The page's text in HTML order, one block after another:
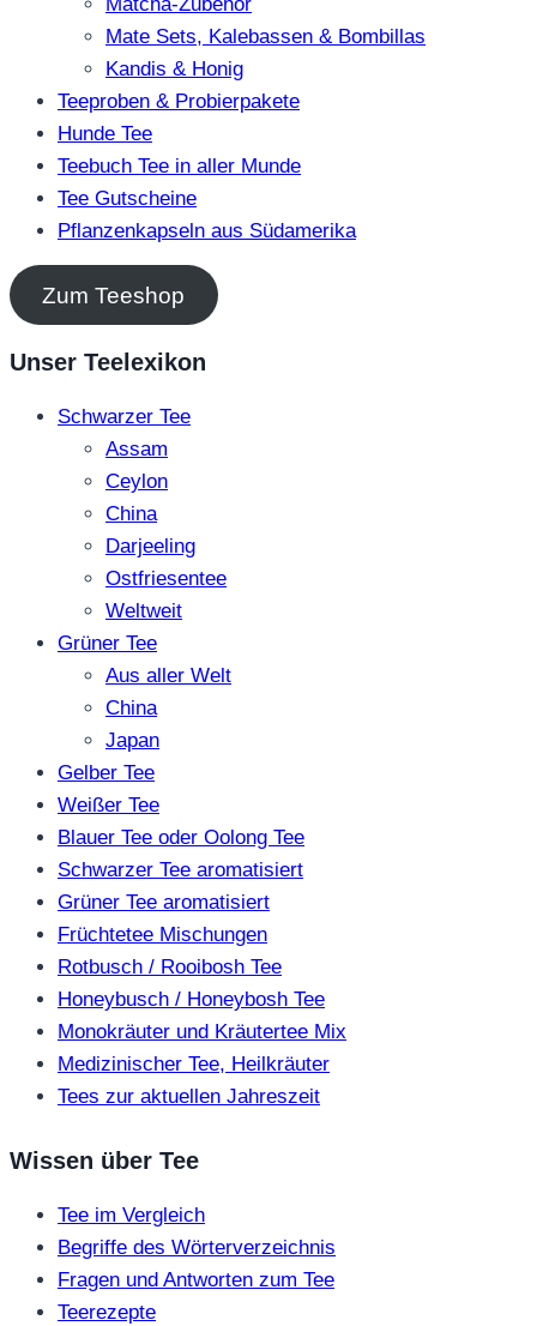
Mate Sets, Kalebassen & Bombillas
Kandis & Honig
Teeproben & Probierpakete
Hunde Tee
Teebuch Tee in aller Munde
Tee Gutscheine
Pflanzenkapseln aus Südamerika
Zum Teeshop
Unser Teelexikon
Schwarzer Tee
Assam
Ceylon
China
Darjeeling
Ostfriesentee
Weltweit
Grüner Tee
Aus aller Welt
China
Japan
Gelber Tee
Weißer Tee
Blauer Tee oder Oolong Tee
Schwarzer Tee aromatisiert
Grüner Tee aromatisiert
Früchtetee Mischungen
Rotbusch / Rooibosh Tee
Honeybusch / Honeybosh Tee
Monokräuter und Kräutertee Mix
Medizinischer Tee, Heilkräuter
Tees zur aktuellen Jahreszeit
Wissen über Tee
Tee im Vergleich
Begriffe des Wörterverzeichnis
Fragen und Antworten zum Tee
Teerezepte